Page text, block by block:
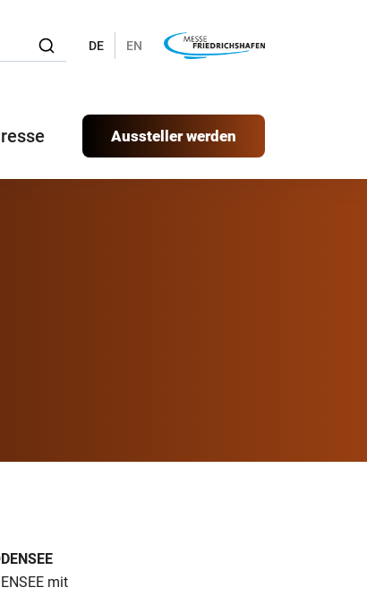
DE EN
Aussteller werden
mit